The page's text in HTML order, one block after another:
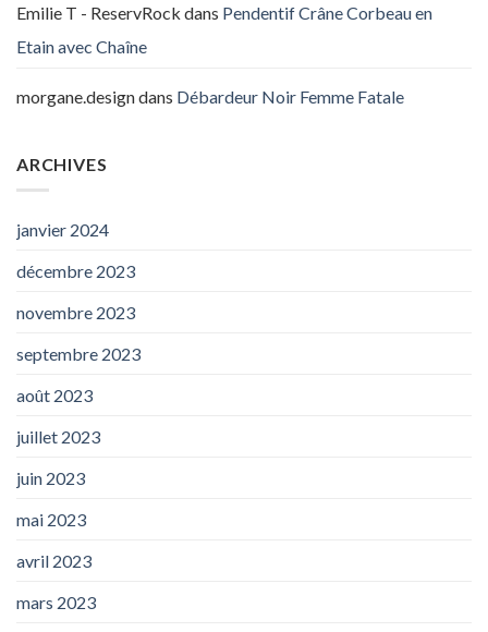
Emilie T - ReservRock dans Pendentif Crâne Corbeau en
Etain avec Chaîne
morgane.designdans Débardeur Noir Femme Fatale
ARCHIVES
janvier 2024
décembre 2023
novembre 2023
septembre 2023
août 2023
juillet 2023
juin 2023
mai 2023
avril 2023
mars 2023